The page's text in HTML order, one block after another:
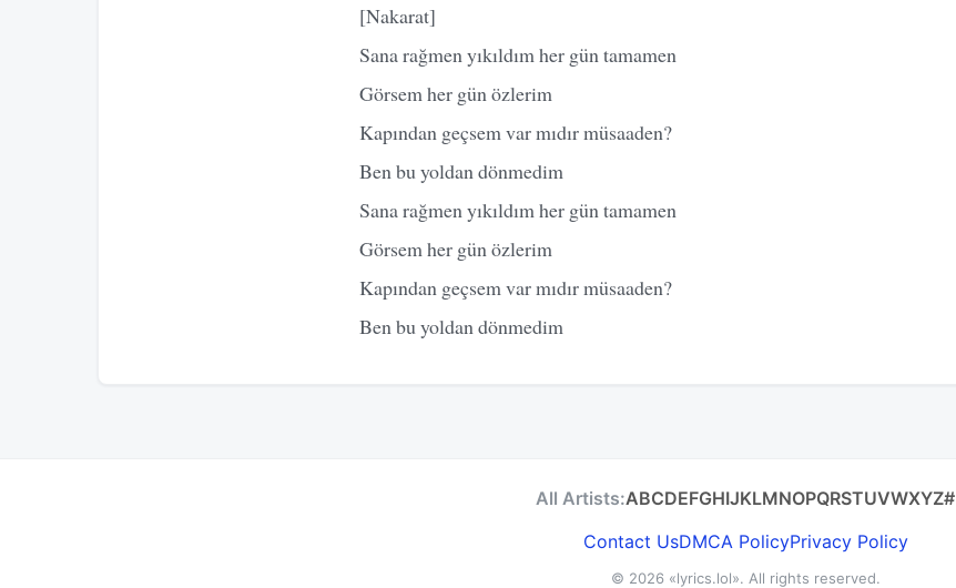
[Nakarat]
Sana rağmen yıkıldım her gün tamamen
Görsem her gün özlerim
Kapından geçsem var mıdır müsaaden?
Ben bu yoldan dönmedim
Sana rağmen yıkıldım her gün tamamen
Görsem her gün özlerim
Kapından geçsem var mıdır müsaaden?
Ben bu yoldan dönmedim
All Artists:ABCDEFGHIJKLMNOPQRSTUVWXYZ#
Contact UsDMCA PolicyPrivacy Policy
© 2026 «lyrics.lol». All rights reserved.